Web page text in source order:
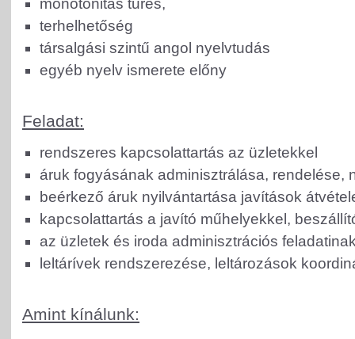
monotonitás tűrés,
terhelhetőség
társalgási szintű angol nyelvtudás
egyéb nyelv ismerete előny
Feladat:
rendszeres kapcsolattartás az üzletekkel
áruk fogyásának adminisztrálása, rendelése,
beérkező áruk nyilvántartása javítások
kapcsolattartás a javító műhelyekkel,
az üzletek és iroda adminisztrációs
leltárívek rendszerezése, leltározások
Amint kínálunk: